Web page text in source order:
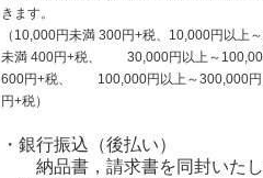
きます。
（10,000円未満 300円+税、10,000円以上
未満 400円+税、 30,000円以上～
600円+税、 100,000円以上～300,000円
円+税）
・銀行振込（後払い）
納品書，請求書を同封いたし